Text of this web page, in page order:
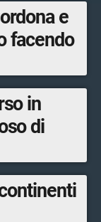
e
facendo
in
di